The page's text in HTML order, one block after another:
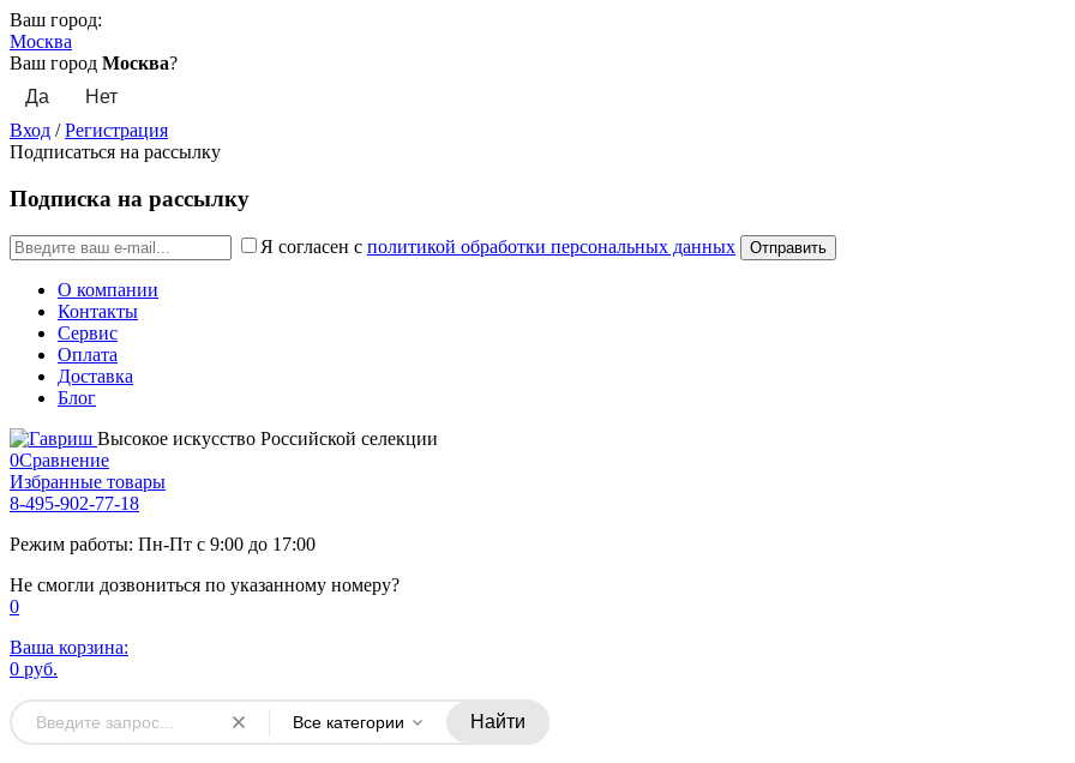
Ваш город:
Москва
Ваш город Москва?
Вход /Регистрация
Подписаться на рассылку
Подписка на рассылку
Я согласен с политикой обработки персональных данных
О компании
Контакты
Сервис
Оплата
Доставка
Блог
Высокое искусство Российской селекции
0Сравнение
Избранные товары
8-495-902-77-18
Режим работы: Пн-Пт с 9:00 до 17:00
Не смогли дозвониться по указанному номеру?
0
Ваша корзина:
0 руб.
Все категории Найти